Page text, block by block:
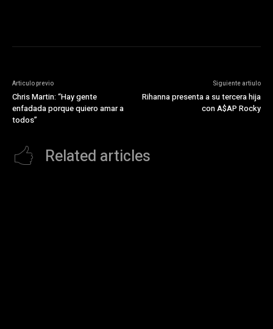
Articulo previo
Chris Martin: “Hay gente
enfadada porque quiero amar a
todos”
Siguiente artiulo
Rihanna presenta a su tercera hija
con A$AP Rocky
Related articles